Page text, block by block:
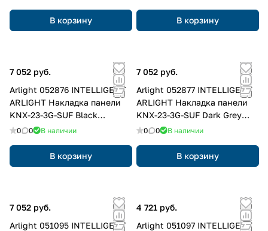
В корзину В корзину
7 052 руб.
Arlight 052876 INTELLIGENT
ARLIGHT Накладка панели
KNX-23-3G-SUF Black
(Backlightless) (IARL, IP20
0 0 В наличии
В корзину
7 052 руб.
Arlight 052877 INTELLIGENT
ARLIGHT Накладка панели
KNX-23-3G-SUF Dark Grey
(Backlightless) (IARL, IP20
0 0 В наличии
В корзину
7 052 руб.
Arlight 051095 INTELLIGENT
4 721 руб.
Arlight 051097 INTELLIGENT